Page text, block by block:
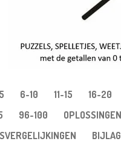
6-10 11-15 16-20
96-100